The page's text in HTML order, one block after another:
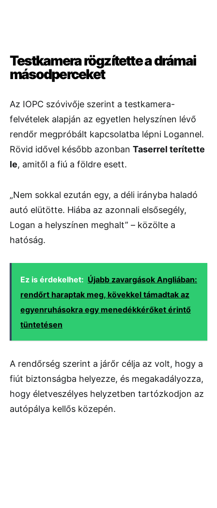
Testkamera rögzítette a drámai
másodperceket
Az IOPC szóvivője szerint a testkamera-
felvételek alapján az egyetlen helyszínen lévő
rendőr megpróbált kapcsolatba lépni Logannel.
Rövid idővel később azonban Taserrel terítette
le, amitől a fiú a földre esett.
„Nem sokkal ezután egy, a déli irányba haladó
autó elütötte. Hiába az azonnali elsősegély,
Logan a helyszínen meghalt” – közölte a
hatóság.
Ez is érdekelhet: Újabb zavargások Angliában:
rendőrt haraptak meg, kövekkel támadtak az
egyenruhásokra egy menedékkérőket érintő
tüntetésen
A rendőrség szerint a járőr célja az volt, hogy a
fiút biztonságba helyezze, és megakadályozza,
hogy életveszélyes helyzetben tartózkodjon az
autópálya kellős közepén.